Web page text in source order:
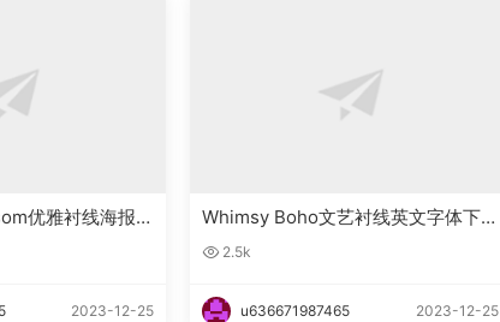
优雅衬线海报英
2023-12-25
Whimsy Boho文艺衬线英文字体下
载 2.5k
u636671987465 2023-12-25